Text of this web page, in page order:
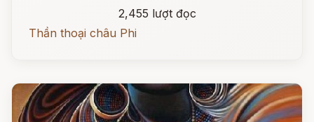
2,455 lượt đọc
Thần thoại châu Phi